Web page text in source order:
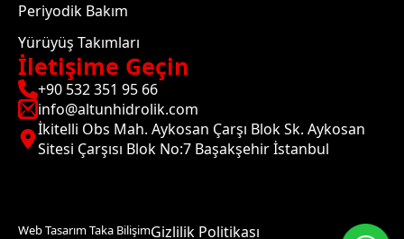
Periyodik Bakım
Yürüyüş Takımları
İletişime Geçin
+90 532 351 95 66
info@altunhidrolik.com
İkitelli Obs Mah. Aykosan Çarşı Blok Sk. Aykosan
Sitesi Çarşısı Blok No:7 Başakşehir İstanbul
Web Tasarım Taka BilişimGizlilik Politikası